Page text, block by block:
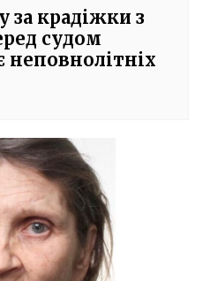
за крадіжки з
судом
неповнолітніх